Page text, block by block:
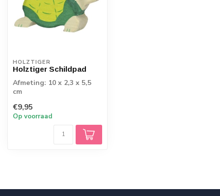
HOLZTIGER
Holztiger Schildpad
Afmeting: 10 x 2,3 x 5,5
cm
€9,95
Op voorraad